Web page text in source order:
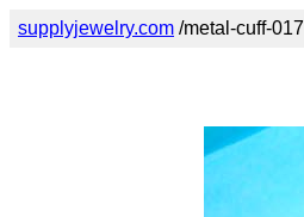
supplyjewelry.com /metal-cuff-017